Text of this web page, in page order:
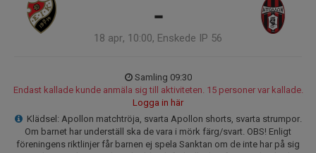
-
18 apr, 10:00, Enskede IP 56
Samling 09:30
Endast kallade kunde anmäla sig till aktiviteten. 15 personer var kallade.
Logga in här
Klädsel: Apollon matchtröja, svarta Apollon shorts, svarta strumpor.
Om barnet har underställ ska de vara i mörk färg/svart. OBS! Enligt
föreningens riktlinjer får barnen ej spela Sanktan om de inte har på sig